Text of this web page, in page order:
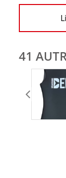
41